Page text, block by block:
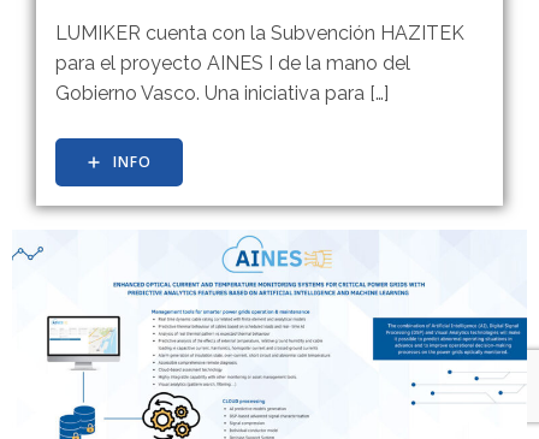
LUMIKER cuenta con la Subvención HAZITEK
para el proyecto AINES I de la mano del
Gobierno Vasco. Una iniciativa para […]
INFO